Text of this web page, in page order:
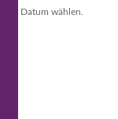
Datum wählen.